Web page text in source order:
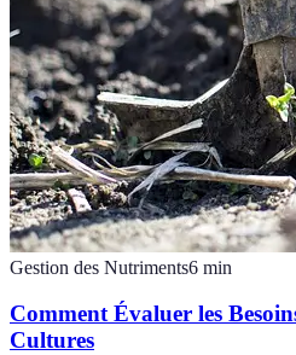
Gestion des Nutriments6 min
Comment Évaluer les
Cultures